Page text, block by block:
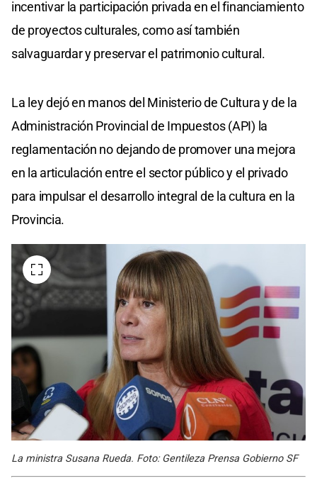
incentivar la participación privada en el financiamiento
de proyectos culturales, como así también
salvaguardar y preservar el patrimonio cultural.
La ley dejó en manos del Ministerio de Cultura y de la
Administración Provincial de Impuestos (API) la
reglamentación no dejando de promover una mejora
en la articulación entre el sector público y el privado
para impulsar el desarrollo integral de la cultura en la
Provincia.
La ministra Susana Rueda. Foto: Gentileza Prensa Gobierno SF